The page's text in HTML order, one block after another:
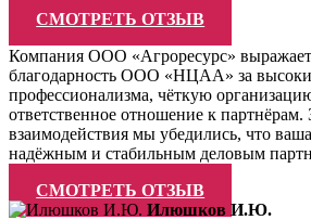
СМОТРЕТЬ ОТЗЫВ
Компания ООО «Агроресурс»
благодарность ООО «НЦАА» за
профессионализма, чёткую
ответственное отношение к партнёрам.
взаимодействия мы убедились, что
надёжным и стабильным деловым
СМОТРЕТЬ ОТЗЫВ
Илюшков И.Ю.